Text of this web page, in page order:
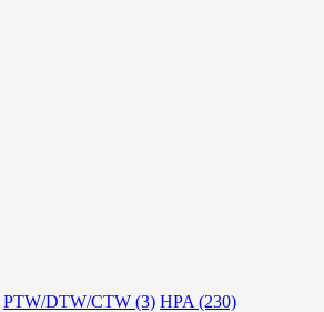
PTW/DTW/CTW (3) HPA (230)